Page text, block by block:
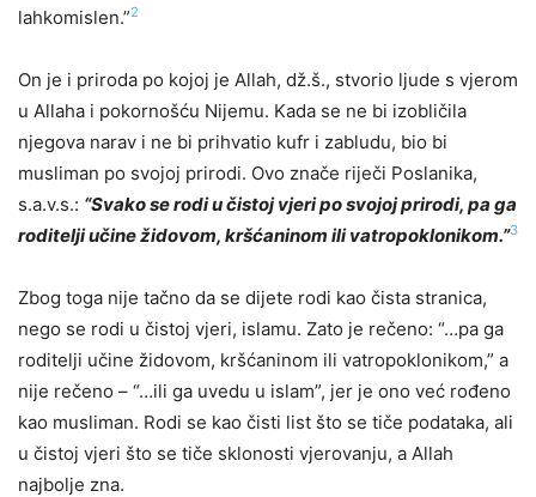
lahkomislen.”2
On je i priroda po kojoj je Allah, dž.š., stvorio ljude s vjerom
u Allaha i pokornošću Nijemu. Kada se ne bi izobličila
njegova narav i ne bi prihvatio kufr i zabludu, bio bi
musliman po svojoj prirodi. Ovo znače riječi Poslanika,
s.a.v.s.: “Svako se rodi u čistoj vjeri po svojoj prirodi, pa ga
roditelji učine židovom, kršćaninom ili vatropoklonikom.”3
Zbog toga nije tačno da se dijete rodi kao čista stranica,
nego se rodi u čistoj vjeri, islamu. Zato je rečeno: “…pa ga
roditelji učine židovom, kršćaninom ili vatropoklonikom,” a
nije rečeno – “…ili ga uvedu u islam”, jer je ono već rođeno
kao musliman. Rodi se kao čisti list što se tiče podataka, ali
u čistoj vjeri što se tiče sklonosti vjerovanju, a Allah
najbolje zna.